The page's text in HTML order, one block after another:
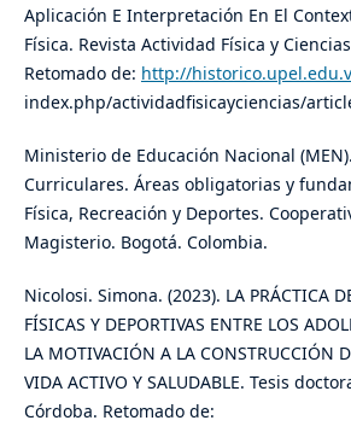
Aplicación E Interpretación En El
Física. Revista Actividad Física y
Retomado de: http://
index.php/actividadfisicayciencias/
Ministerio de Educación Nacional
Curriculares. Áreas obligatorias y
Física, Recreación y Deportes.
Magisterio. Bogotá. Colombia.
Nicolosi. Simona. (2023). LA PRÁCTICA
FÍSICAS Y DEPORTIVAS ENTRE LOS
LA MOTIVACIÓN A LA CONSTRUCCIÓN
VIDA ACTIVO Y SALUDABLE. Tesis
Córdoba. Retomado de: